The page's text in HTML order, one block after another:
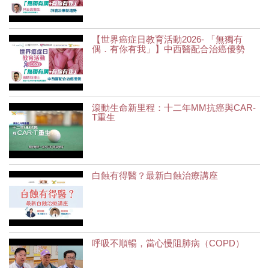
【世界癌症日教育活動2026- 「無獨有
偶．有你有我」】中西醫配合治癌優勢
滾動生命新里程：十二年MM抗癌與CAR-
T重生
白蝕有得醫？最新白蝕治療講座
呼吸不順暢，當心慢阻肺病（COPD）